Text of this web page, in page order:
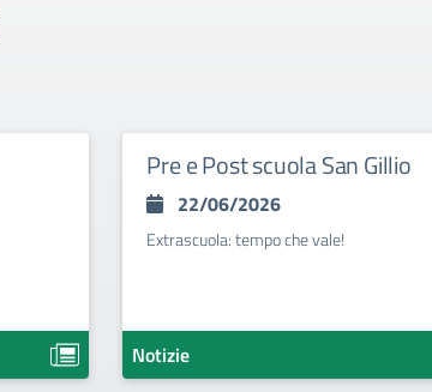
Pre e Post scuola San Gillio
22/06/2026
Extrascuola: tempo che vale!
Notizie